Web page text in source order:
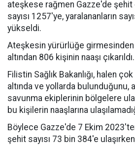
ateşkese rağmen Gazze'de şehit
sayısı 1257'ye, yaralananların
yükseldi.
Ateşkesin yürürlüğe girmesinden
altından 806 kişinin naaşı çıkarıldı.
Filistin Sağlık Bakanlığı, halen
altında ve yollarda bulunduğunu,
savunma ekiplerinin bölgelere
bu kişilerin naaşlarına
Böylece Gazze'de 7 Ekim
şehit sayısı 73 bin 384'e